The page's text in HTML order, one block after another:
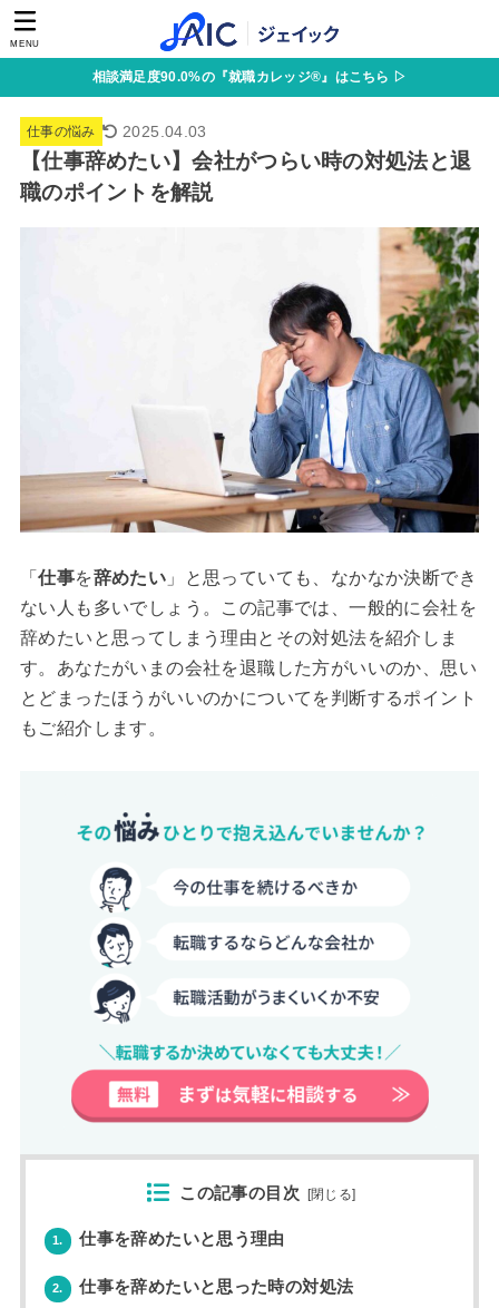
MENU
相談満足度90.0%の『就職カレッジ®』はこちら ▷
仕事の悩み 2025.04.03
【仕事辞めたい】会社がつらい時の対処法と退
職のポイントを解説
「仕事を辞めたい 」と思っていても、なかなか決断でき
ない人も多いでしょう。この記事では、一般的に会社を
辞めたいと思ってしまう理由とその対処法を紹介しま
す。あなたがいまの会社を退職した方がいいのか、思い
とどまったほうがいいのかについてを判断するポイント
もご紹介します。
この記事の目次 [閉じる]
1. 仕事を辞めたいと思う理由
2. 仕事を辞めたいと思った時の対処法